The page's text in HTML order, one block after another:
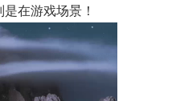
在游戏场景！